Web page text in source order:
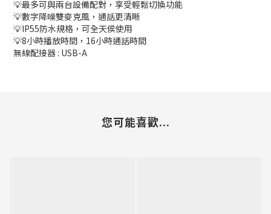
💡最多可與兩台設備配對，享受輕鬆切換功能
💡數字降噪雙麥克風，通話更清晰
💡IP55防水規格，可全天侯使用
💡8小時播放時間，16小時通話時間
無線配接器 : USB-A
您可能喜歡...